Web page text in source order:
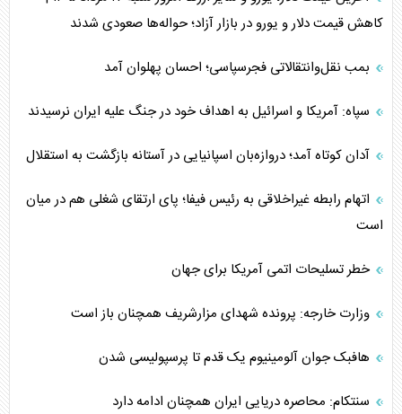
کاهش قیمت دلار و یورو در بازار آزاد؛ حواله‌ها صعودی شدند
بمب نقل‌وانتقالاتی فجرسپاسی؛ احسان پهلوان آمد
سپاه: آمریکا و اسرائیل به اهداف خود در جنگ علیه ایران نرسیدند
آدان کوتاه آمد؛ دروازه‌بان اسپانیایی در آستانه بازگشت به استقلال
اتهام رابطه غیراخلاقی به رئیس فیفا؛ پای ارتقای شغلی هم در میان
است
خطر تسلیحات اتمی آمریکا برای جهان
وزارت خارجه: پرونده شهدای مزارشریف همچنان باز است
هافبک جوان آلومینیوم یک قدم تا پرسپولیسی شدن
سنتکام: محاصره دریایی ایران همچنان ادامه دارد